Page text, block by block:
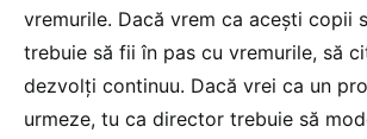
vremurile. Dacă vrem ca acești copii
trebuie să fii în pas cu vremurile, să
dezvolți continuu. Dacă vrei ca un
urmeze, tu ca director trebuie să